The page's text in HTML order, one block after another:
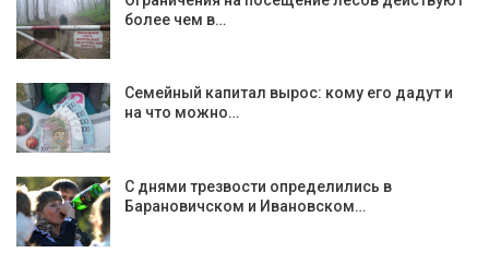
более чем в…
Семейный капитал вырос: кому его дадут и
на что можно…
С днями трезвости определились в
Барановичском и Ивановском…